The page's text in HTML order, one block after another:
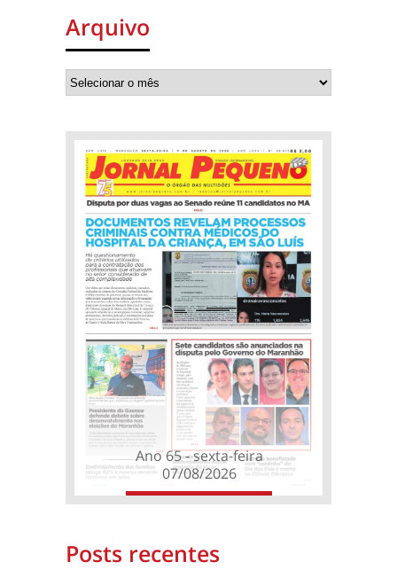
Arquivo
Ano 65 - sexta-feira
07/08/2026
Posts recentes